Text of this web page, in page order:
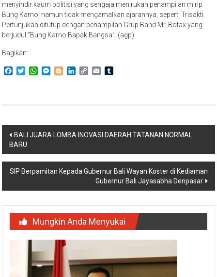
menyindir kaum politisi yang sengaja menirukan penampilan mirip
Bung Karno, namun tidak mengamalkan ajarannya, seperti Trisakti.
Pertunjukan ditutup dengan penampilan Grup Band Mr. Botax yang
berjudul “Bung Karno Bapak Bangsa”. (agp)
Bagikan:
Facebook
TwitterWhatsApp
Messenger
BloggerLinkedIn
CopyEmail
Navigasi
pos
BALI JUARA LOMBA INOVASI DAERAH TATANAN NORMAL
BARU
SIP Berpamitan Kepada Gubernur Bali Wayan Koster di Kediaman
Gubernur Bali Jayasabha Denpasar
Mungkin Anda Menyukai